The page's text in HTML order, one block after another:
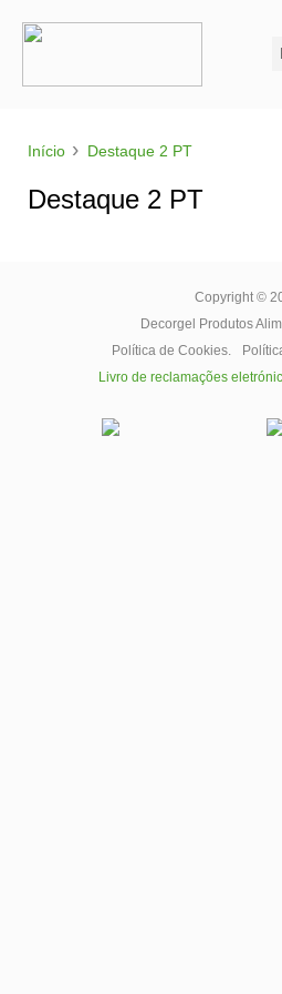
Início › Destaque 2 PT
Destaque 2 PT
Copyright ©
Decorgel Produtos
Política de Cookies.
Livro de reclamações